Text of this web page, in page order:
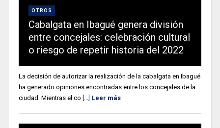
OTROS
Cabalgata en Ibagué genera división
entre concejales: celebración cultural
o riesgo de repetir historia del 2022
La decisión de autorizar la realización de la cabalgata en Ibagué
ha generado opiniones encontradas entre los concejales de la
ciudad. Mientras el co [...] Leer más